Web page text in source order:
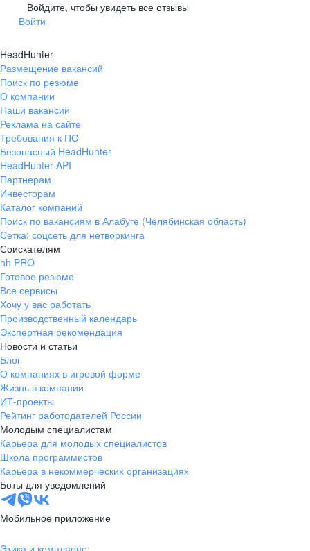
Войдите, чтобы увидеть все отзывы
Войти
HeadHunter
Размещение вакансий
Поиск по резюме
О компании
Наши вакансии
Реклама на сайте
Требования к ПО
Безопасный HeadHunter
HeadHunter API
Партнерам
Инвесторам
Каталог компаний
Поиск по вакансиям в Алабуге (Челябинская область)
Сетка: соцсеть для нетворкинга
Соискателям
hh PRO
Готовое резюме
Все сервисы
Хочу у вас работать
Производственный календарь
Экспертная рекомендация
Новости и статьи
Блог
О компаниях в игровой форме
Жизнь в компании
ИТ-проекты
Рейтинг работодателей России
Молодым специалистам
Карьера для молодых специалистов
Школа программистов
Карьера в некоммерческих организациях
Боты для уведомлений
Мобильное приложение